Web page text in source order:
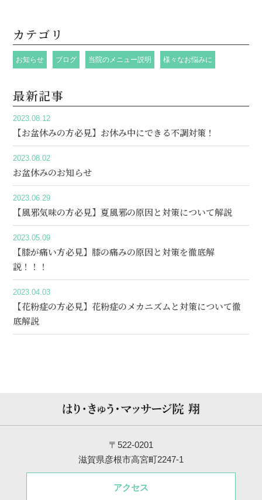
カテゴリ
お知らせ ブログ 当院のメニュー説明 様々なお悩みに
最新記事
2023.08.12
【お盆休みの方必見】お休み中にできる不調対策！
2023.08.02
お盆休みのお知らせ
2023.06.29
【風邪気味の方必見】夏風邪の原因と対策について解説
2023.05.09
【膝が痛い方必見】膝の痛みの原因と対策を徹底解
説！！！
2023.04.03
【花粉症の方必見】花粉症のメカニズムと対策について徹
底解説
〒522-0201
滋賀県彦根市高宮町2247-1
アクセス